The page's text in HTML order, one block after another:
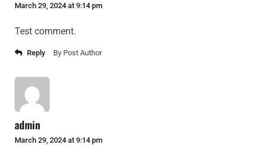
March 29, 2024 at 9:14 pm
Test comment.
Reply By Post Author
admin
March 29, 2024 at 9:14 pm